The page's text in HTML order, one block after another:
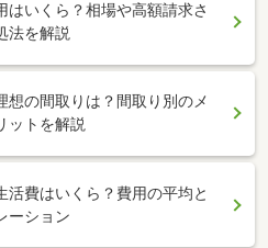
はいくら？相場や高額請求さ
法を解説
想の間取りは？間取り別のメ
ットを解説
活費はいくら？費用の平均と
ーション